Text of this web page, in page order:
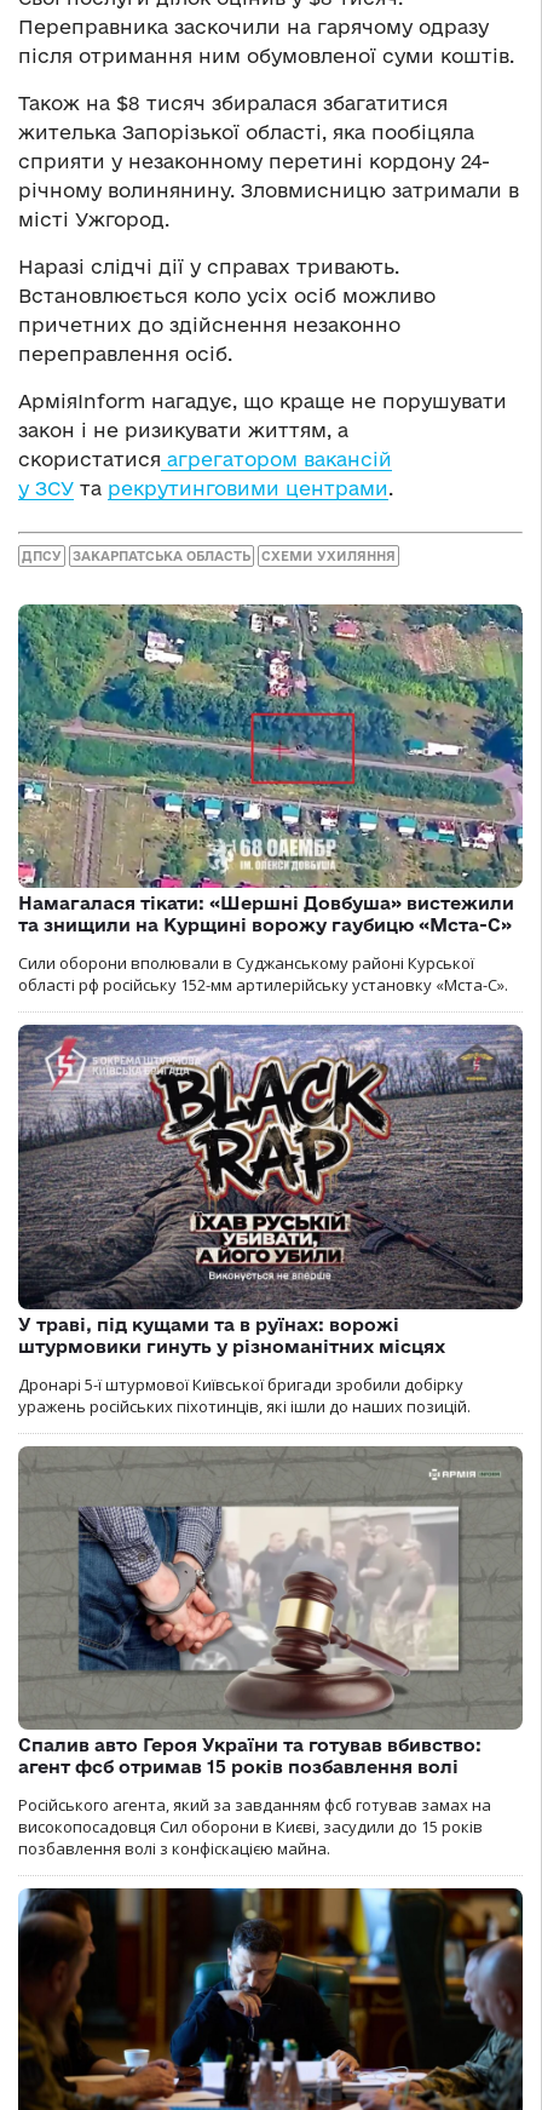
Переправника заскочили на гарячому одразу
після отримання ним обумовленої суми коштів.
Також на $8 тисяч збиралася збагатитися
жителька Запорізької області, яка пообіцяла
сприяти у незаконному перетині кордону 24-
річному волинянину. Зловмисницю затримали в
місті Ужгород.
Наразі слідчі дії у справах тривають.
Встановлюється коло усіх осіб можливо
причетних до здійснення незаконно
переправлення осіб.
АрміяInform нагадує, що краще не порушувати
закон і не ризикувати життям, а
скористатися агрегатором вакансій
у ЗСУ та рекрутинговими центрами.
ДПСУ ЗАКАРПАТСЬКА ОБЛАСТЬ СХЕМИ УХИЛЯННЯ
Намагалася тікати: «Шершні Довбуша» вистежили
та знищили на Курщині ворожу гаубицю «Мста-С»
Сили оборони вполювали в Суджанському районі Курської
області рф російську 152-мм артилерійську установку «Мста-С».
У траві, під кущами та в руїнах: ворожі
штурмовики гинуть у різноманітних місцях
Дронарі 5-ї штурмової Київської бригади зробили добірку
уражень російських піхотинців, які ішли до наших позицій.
Спалив авто Героя України та готував вбивство:
агент фсб отримав 15 років позбавлення волі
Російського агента, який за завданням фсб готував замах на
високопосадовця Сил оборони в Києві, засудили до 15 років
позбавлення волі з конфіскацією майна.